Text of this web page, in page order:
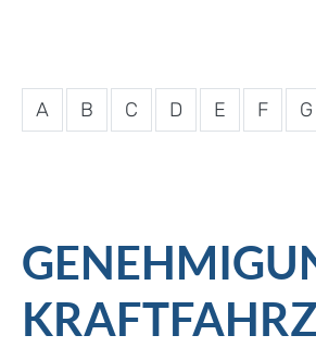
A B C D E F G